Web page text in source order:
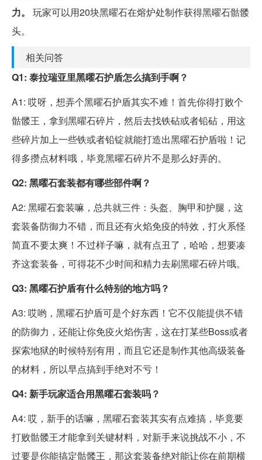
力。
玩家可以用20块黑曜石在熔炉处制作获得黑曜石骷髅
头。
相关问答
Q1: 泰拉瑞亚里黑曜石护盾怎么搞到手啊？
A1: 哎呀，想弄个黑曜石护盾其实不难！首先你得打败个
骷髅王，拿到黑曜石碎片，然后去找铁砧或者铅砧，用这
些碎片加上一些铁或者铅锭就能打造出黑曜石护盾啦！记
得多攒点材料哦，毕竟黑曜石碎片不是那么好弄的。
Q2: 黑曜石套装都有哪些部件啊？
A2: 黑曜石套装嘛，总共就三件：头盔、胸甲和护腿，这
套装备防御力不错，而且还有火焰免疫的特效，打火系怪
简直不要太爽！不过样子嘛，就有点丑了，哈哈，想要凑
齐这套装备，可得花不少时间和精力去刷黑曜石碎片哦。
Q3: 黑曜石护盾有什么特别的地方吗？
A3: 哎哟，黑曜石护盾可是个好东西！它不仅能提供不错
的防御力，还能让你免疫火焰伤害，这在打某些Boss或者
探索地狱的时候特别有用，而且它还是制作其他高级装备
的材料，所以早点搞到手绝对不亏！
Q4: 新手玩家适合用黑曜石套装吗？
A4: 哎，新手的话嘛，黑曜石套装其实有点难搞，毕竟要
打败骷髅王才能拿到关键材料，对新手来说挑战不小，不
过要是你能搞定骷髅王，那这套装备绝对能让你在前期横